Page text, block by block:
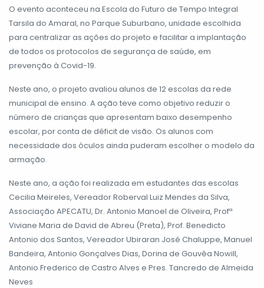
O evento aconteceu na Escola do Futuro de Tempo Integral
Tarsila do Amaral, no Parque Suburbano, unidade escolhida
para centralizar as ações do projeto e facilitar a implantação
de todos os protocolos de segurança de saúde, em
prevenção à Covid-19.
Neste ano, o projeto avaliou alunos de 12 escolas da rede
municipal de ensino. A ação teve como objetivo reduzir o
número de crianças que apresentam baixo desempenho
escolar, por conta de déficit de visão. Os alunos com
necessidade dos óculos ainda puderam escolher o modelo da
armação.
Neste ano, a ação foi realizada em estudantes das escolas
Cecilia Meireles, Vereador Roberval Luiz Mendes da Silva,
Associação APECATU, Dr. Antonio Manoel de Oliveira, Profª
Viviane Maria de David de Abreu (Preta), Prof. Benedicto
Antonio dos Santos, Vereador Ubiraran José Chaluppe, Manuel
Bandeira, Antonio Gonçalves Dias, Dorina de Gouvêa Nowill,
Antonio Frederico de Castro Alves e Pres. Tancredo de Almeida
Neves